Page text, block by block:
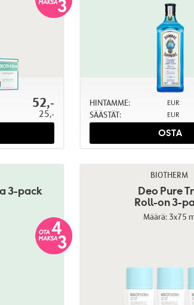
52,-
25,-
HINTAMME: EUR
SÄÄSTÄT: EUR
OSTA
3-pack
BIOTHERM
Deo Pure
Roll-on 3-
Määrä: 3x75